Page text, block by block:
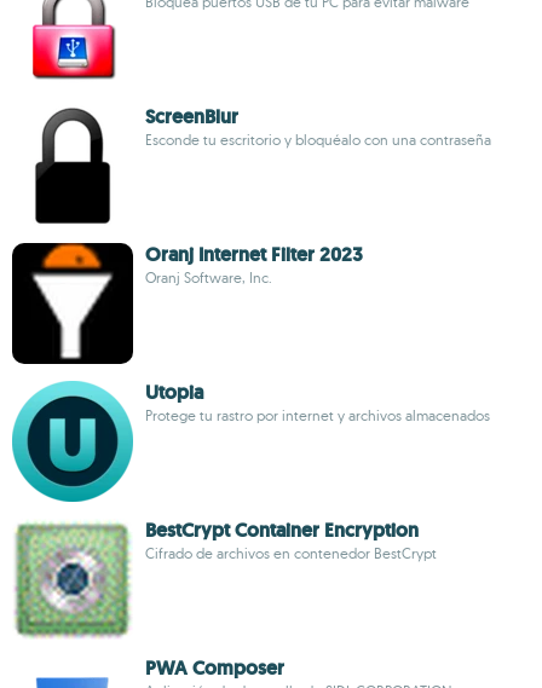
ScreenBlur
Esconde tu escritorio y bloquéalo con una contraseña
Oranj Internet Filter 2023
Oranj Software, Inc.
Utopia
Protege tu rastro por internet y archivos almacenados
BestCrypt Container Encryption
Cifrado de archivos en contenedor BestCrypt
PWA Composer